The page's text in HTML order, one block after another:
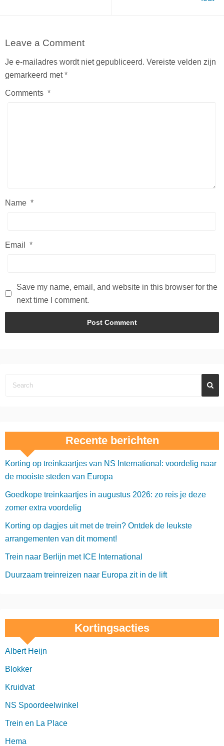
Leave a Comment
Je e-mailadres wordt niet gepubliceerd. Vereiste velden zijn
gemarkeerd met*
Comments *
Name *
Email *
Save my name, email, and website in this browser for the
next time I comment.
Recente berichten
Korting op treinkaartjes van NS International: voordelig naar
de mooiste steden van Europa
Goedkope treinkaartjes in augustus 2026: zo reis je deze
zomer extra voordelig
Korting op dagjes uit met de trein? Ontdek de leukste
arrangementen van dit moment!
Trein naar Berlijn met ICE International
Duurzaam treinreizen naar Europa zit in de lift
Kortingsacties
Albert Heijn
Blokker
Kruidvat
NS Spoordeelwinkel
Trein en La Place
Hema